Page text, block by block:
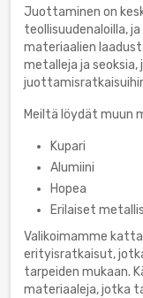
Juottaminen on
teollisuudenaloilla,
materiaalien
metalleja ja
Meiltä löydät muun
Kupari
Alumiini
Hopea
Erilaiset
Valikoimamme
erityisratkaisut,
tarpeiden mukaan.
materiaaleja, jotka